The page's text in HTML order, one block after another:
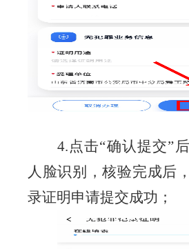
4.点击“确认提交”
人脸识别
，核验完成后
录证明申请提交成功 ；